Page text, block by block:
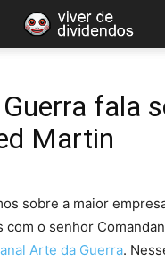
fala
Martin
sobre a maior
com o senhor
Arte da Guerra.